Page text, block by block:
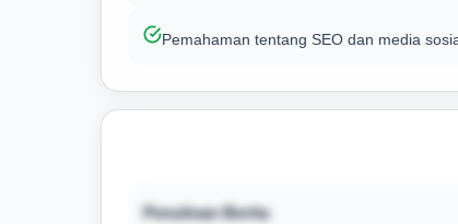
Pemahaman tentang SEO dan media
Penulisan Berita